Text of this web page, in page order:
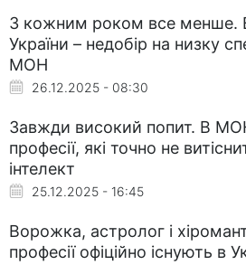
З кожним роком все менше.
України – недобір на низку
МОН
26.12.2025 - 08:30
Завжди високий попит. В
професії, які точно не
інтелект
25.12.2025 - 16:45
Ворожка, астролог і
професії офіційно існують в